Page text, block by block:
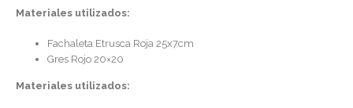
Materiales utilizados:
Fachaleta Etrusca Roja 25x7cm
Gres Rojo 20×20
Materiales utilizados: